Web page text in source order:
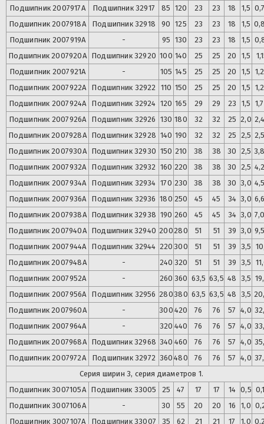
Подшипник 2007917А Подшипник 32917 85 120 23 23 18 1,5
Подшипник 2007918А Подшипник 32918 90 125 23 23 18 1,5
Подшипник 2007919А - 95 130 23 23 18 1,5
Подшипник 2007920А Подшипник 32920 100 140 25 25 20 1,5
Подшипник 2007921А - 105 145 25 25 20 1,5
Подшипник 2007922А Подшипник 32922 110 150 25 25 20 1,5
Подшипник 2007924А Подшипник 32924 120 165 29 29 23 1,5
Подшипник 2007926А Подшипник 32926 130 180 32 32 25 2,0
Подшипник 2007928А Подшипник 32928 140 190 32 32 25 2,5
Подшипник 2007930А Подшипник 32930 150 210 38 38 30 2,5
Подшипник 2007932А Подшипник 32932 160 220 38 38 30 2,5
Подшипник 2007934А Подшипник 32934 170 230 38 38 30 3,0
Подшипник 2007936А Подшипник 32936 180 250 45 45 34 3,0
Подшипник 2007938А Подшипник 32938 190 260 45 45 34 3,0
Подшипник 2007940А Подшипник 32940 200280 51 51 39 3,0
Подшипник 2007944А Подшипник 32944 220 300 51 51 39 3,5
Подшипник 2007948А - 240 320 51 51 39 3,5
Подшипник 2007952А - 260 360 63,5 63,5 48 3,5
Подшипник 2007956А Подшипник 32956 280380 63,5 63,5 48 3,5
Подшипник 2007960А - 300 420 76 76 57 4,0
Подшипник 2007964А - 320 440 76 76 57 4,0
Подшипник 2007968А Подшипник 32968 340 460 76 76 57 4,0
Подшипник 2007972А Подшипник 32972 360 480 76 76 57 4,0
Серия ширин 3, серия диаметров 1.
Подшипник 3007105А Подшипник 33005 25 47 17 17 14 0,5
Подшипник 3007106А - 30 55 20 20 16 1,0
Подшипник 3007107А Подшипник 33007 35 62 21 21 17 1,0